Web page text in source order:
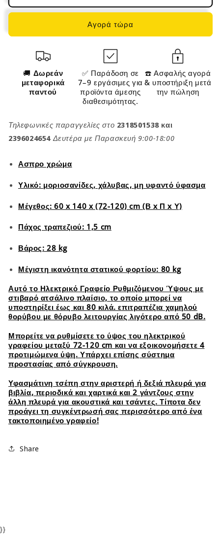
LS-
LS-
D016W01Αγορά τώρα
🚚 Δωρεάν
μεταφορικά
παντού
✅ Παράδοση σε
7–9 εργάσιμες για
προϊόντα άμεσης
διαθεσιμότητας.
☎️ Ασφαλής αγορά
& υποστήριξη μετά
την πώληση
Τηλεφωνικές παραγγελίες στο 2318501538 και
2396024654 Δευτέρα με Παρασκευή 9:00-18:00
Ασπρο χρώμα
Υλικό: μοριοσανίδες, χάλυβας, μη υφαντό ύφασμα
Μέγεθος: 60 x 140 x (72-120) cm (Β x Π x Υ)
Πάχος τραπεζιού: 1,5 cm
Βάρος: 28 kg
Μέγιστη ικανότητα στατικού φορτίου: 80 kg
Αυτό το Ηλεκτρικό Γραφείο Ρυθμιζόμενου Ύψους με
στιβαρό ατσάλινο πλαίσιο, το οποίο μπορεί να
υποστηρίξει έως και 80 κιλά. επιτραπέζια χαμηλού
θορύβου με θόρυβο λειτουργίας λιγότερο από 50 dB.
Μπορείτε να ρυθμίσετε το ύψος του ηλεκτρικού
γραφείου μεταξύ 72-120 cm και να εξοικονομήσετε 4
προτιμώμενα ύψη. Υπάρχει επίσης σύστημα
προστασίας από σύγκρουση.
Υφασμάτινη τσέπη στην αριστερή ή δεξιά πλευρά για
βιβλία, περιοδικά και χαρτικά και 2 γάντζους στην
άλλη πλευρά για ακουστικά και τσάντες. Τίποτα δεν
προάγει τη συγκέντρωσή σας περισσότερο από ένα
τακτοποιημένο γραφείο!
Share
}}